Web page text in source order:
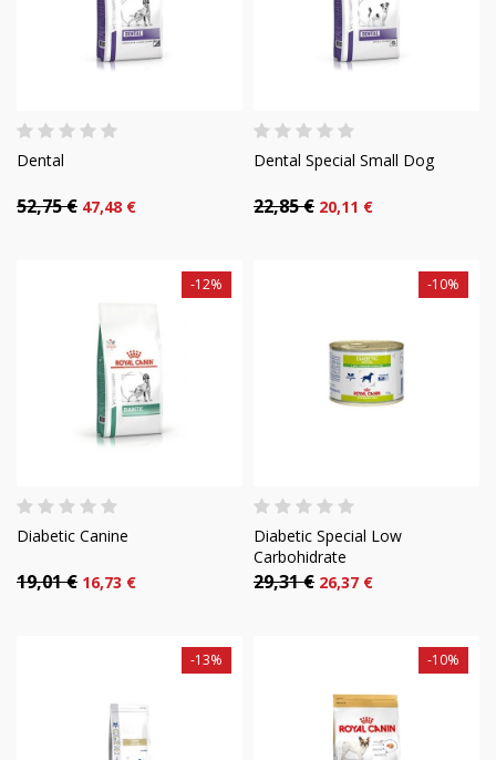
Dental
52,75 € 47,48 €
Dental Special Small Dog
22,85 € 20,11 €
Diabetic Canine
19,01 €
-12%
16,73 €
Diabetic Special Low
Carbohidrate
29,31 €
-10%
26,37 €
-13% -10%